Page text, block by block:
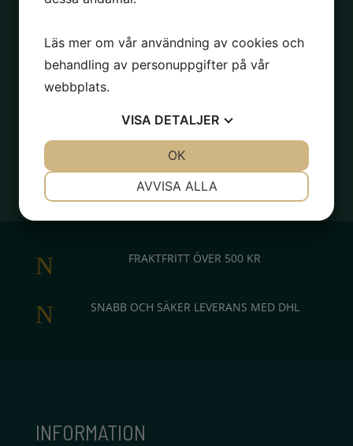
om två
Kana Pots Medium white
N FRAKTFRITT ÖVER 500 KR
N SNABB OCH SÄKER LEVERANS MED DHL
INFORMATION
Läs mer om vår användning av cookies och
behandling av personuppgifter på vår
webbplats.
VISA DETALJER
AVVISA ALLA
OK